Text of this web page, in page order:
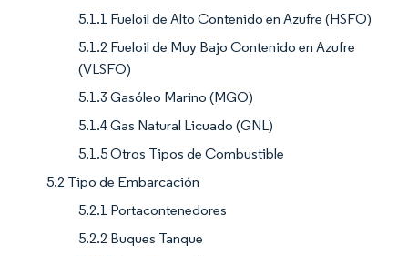
5.1.1 Fueloil de Alto Contenido en Azufre (HSFO)
5.1.2 Fueloil de Muy Bajo Contenido en Azufre
(VLSFO)
5.1.3 Gasóleo Marino (MGO)
5.1.4 Gas Natural Licuado (GNL)
5.1.5 Otros Tipos de Combustible
5.2 Tipo de Embarcación
5.2.1 Portacontenedores
5.2.2 Buques Tanque